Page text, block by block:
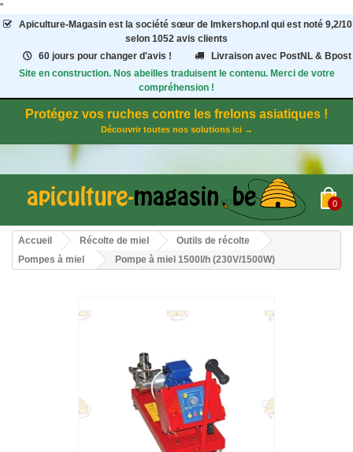
"
Apiculture-Magasinest la société sœur de Imkershop.nl qui est noté 9,2/10
selon 1052 avis clients
60 jours pour changer d'avis !
Livraison avec PostNL & Bpost
Site en construction. Nos abeilles traduisent le contenu. Merci de votre
compréhension !
Protégez vos ruches contre les frelons asiatiques !
Découvrir toutes nos solutions ici →
0
Accueil Récolte de miel
Outils de récolte
Pompes à miel
Pompe à miel 1500l/h (230V/1500W)